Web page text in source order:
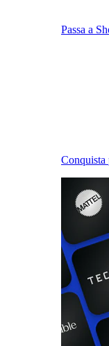
Passa a
Conquista